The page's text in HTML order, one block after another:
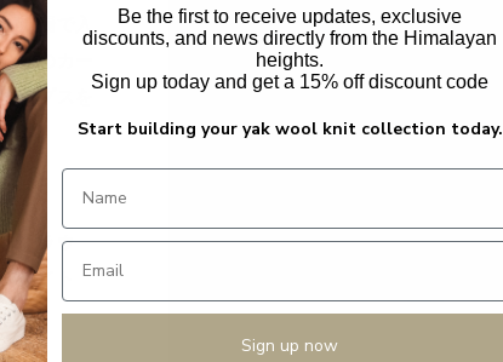
市場で入
類のカー
ップスを
ブラウ
ワイト
ロン
Be the first to receive updates, exclusive
discounts, and news directly from the Himalayan
heights.
Sign up today and get a 15% off discount code
Start building your yak wool knit collection today.
Sign up now